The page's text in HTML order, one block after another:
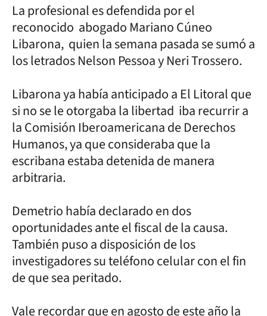
La profesional es defendida por el
reconocido abogado Mariano Cúneo
Libarona, quien la semana pasada se sumó a
los letrados Nelson Pessoa y Neri Trossero.
Libarona ya había anticipado a El Litoral que
si no se le otorgaba la libertad iba recurrir a
la Comisión Iberoamericana de Derechos
Humanos, ya que consideraba que la
escribana estaba detenida de manera
arbitraria.
Demetrio había declarado en dos
oportunidades ante el fiscal de la causa.
También puso a disposición de los
investigadores su teléfono celular con el fin
de que sea peritado.
Vale recordar que en agosto de este año la